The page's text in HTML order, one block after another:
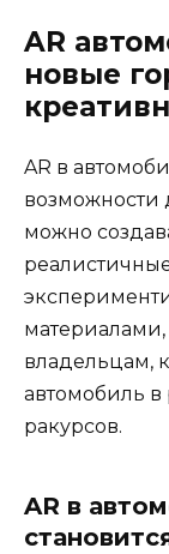
AR
новые
AR в
возможности
можно
владельцам,
автомобиль в
ракурсов.
AR в